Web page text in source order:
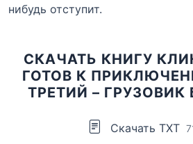
нибудь отступит.
СКАЧАТЬ КНИГУ
ГОТОВ К
ТРЕТИЙ – ГРУЗОВИК
Скачать TXT